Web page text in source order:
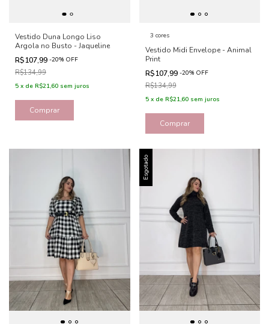
Vestido Duna Longo Liso
Argola no Busto - Jaqueline
R$107,99 -20% OFF
R$134,99
5 x de R$21,60 sem juros
Comprar
3 cores
Vestido Midi Envelope - Animal
Print
R$107,99 -20% OFF
R$134,99
5 x de R$21,60 sem juros
Comprar
Esgotado